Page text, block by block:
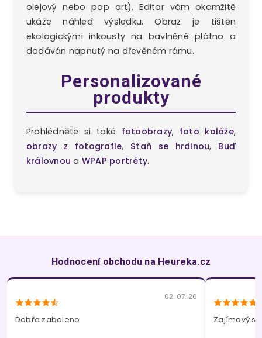
olejový nebo pop art). Editor vám okamžitě
ukáže náhled výsledku. Obraz je tištěn
ekologickými inkousty na bavlněné plátno a
dodáván napnutý na dřevěném rámu.
Personalizované
produkty
Prohlédněte si také fotoobrazy, foto koláže,
obrazy z fotografie, Staň se hrdinou, Buď
královnou a WPAP portréty.
Hodnocení obchodu na Heureka.cz
02. 07. 26
Dobře zabaleno Zajímavý